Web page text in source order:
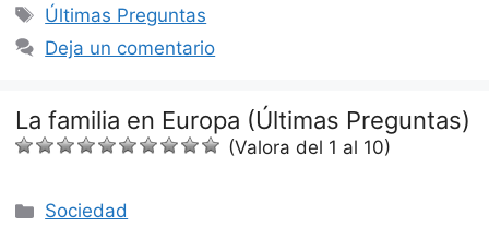
Etiquetas
Últimas Preguntas
Deja un comentario
La familia en Europa (Últimas Preguntas)
(Valora del 1 al 10)
Categorías
Sociedad